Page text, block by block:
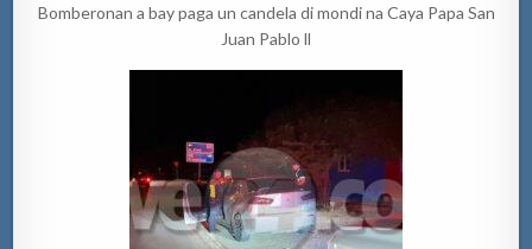
Bomberonan a bay paga un candela di mondi na Caya Papa San
Juan Pablo ll